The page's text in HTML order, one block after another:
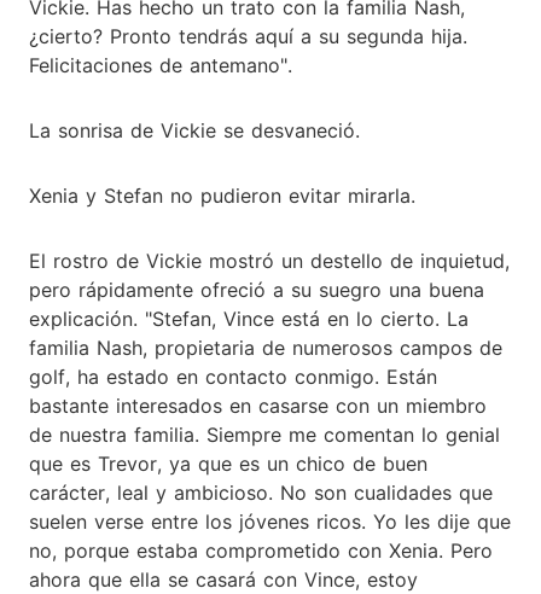
Vickie. Has hecho un trato con la familia Nash,
¿cierto? Pronto tendrás aquí a su segunda hija.
Felicitaciones de antemano".
La sonrisa de Vickie se desvaneció.
Xenia y Stefan no pudieron evitar mirarla.
El rostro de Vickie mostró un destello de inquietud,
pero rápidamente ofreció a su suegro una buena
explicación. "Stefan, Vince está en lo cierto. La
familia Nash, propietaria de numerosos campos de
golf, ha estado en contacto conmigo. Están
bastante interesados en casarse con un miembro
de nuestra familia. Siempre me comentan lo genial
que es Trevor, ya que es un chico de buen
carácter, leal y ambicioso. No son cualidades que
suelen verse entre los jóvenes ricos. Yo les dije que
no, porque estaba comprometido con Xenia. Pero
ahora que ella se casará con Vince, estoy